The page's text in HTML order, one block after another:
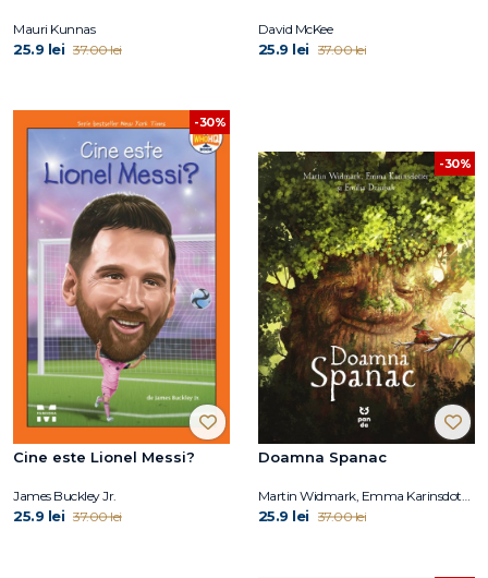
Mauri Kunnas
25.9 lei 37.00 lei
David McKee
25.9 lei 37.00 lei
-30%
Cine este Lionel Messi?
James Buckley Jr.
25.9 lei 37.00 lei
-30%
Doamna Spanac
25.9 lei 37.00 lei